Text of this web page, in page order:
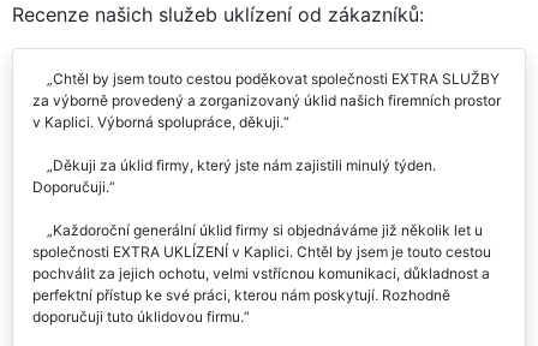
Recenze našich služeb uklízení od zákazníků:
Chtěl by jsem touto cestou poděkovat společnosti EXTRA SLUŽBY
za výborně provedený a zorganizovaný úklid našich firemních prostor
v Kaplici. Výborná spolupráce, děkuji.
Děkuji za úklid firmy, který jste nám zajistili minulý týden.
Doporučuji.
Každoroční generální úklid firmy si objednáváme již několik let u
společnosti EXTRA UKLÍZENÍ v Kaplici. Chtěl by jsem je touto cestou
pochválit za jejich ochotu, velmi vstřícnou komunikaci, důkladnost a
perfektní přístup ke své práci, kterou nám poskytují. Rozhodně
doporučuji tuto úklidovou firmu.